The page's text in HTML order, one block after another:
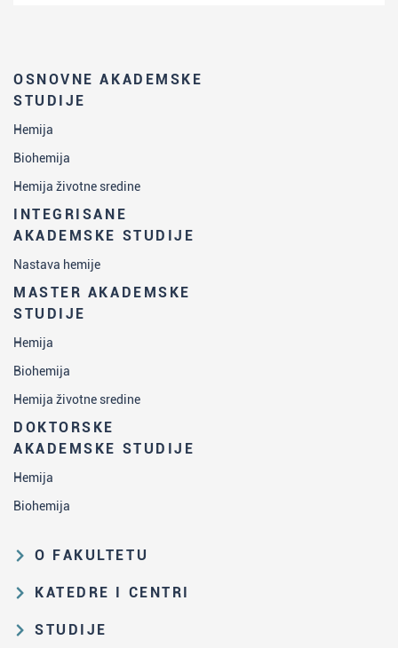
OSNOVNE AKADEMSKE
STUDIJE
Hemija
Biohemija
Hemija životne sredine
INTEGRISANE
AKADEMSKE STUDIJE
Nastava hemije
MASTER AKADEMSKE
STUDIJE
Hemija
Biohemija
Hemija životne sredine
DOKTORSKE
AKADEMSKE STUDIJE
Hemija
Biohemija
O FAKULTETU
Obrazovna i naučna delatnost
struktura
KATEDRE I CENTRI
Katedra za analitičku hemiju
STUDIJE